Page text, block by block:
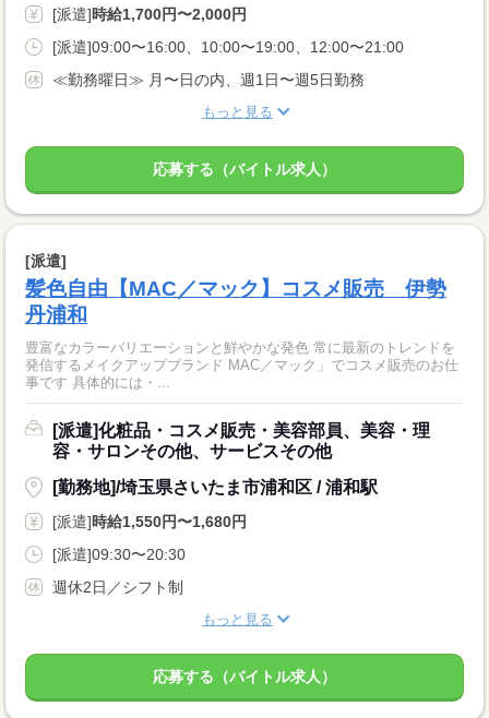
[派遣]時給1,700円〜2,000円
[派遣]09:00〜16:00、10:00〜19:00、12:00〜21:00
≪勤務曜日≫ 月〜日の内、週1日〜週5日勤務
もっと見る
応募する（バイトル求人）
[派遣]
髪色自由【MAC／マック】コスメ販売 伊勢
丹浦和
豊富なカラーバリエーションと鮮やかな発色 常に最新のトレンドを
発信するメイクアップブランド MAC／マック」でコスメ販売のお仕
事です 具体的には・...
[派遣]化粧品・コスメ販売・美容部員、美容・理
容・サロンその他、サービスその他
[勤務地]/埼玉県さいたま市浦和区 / 浦和駅
[派遣]時給1,550円〜1,680円
[派遣]09:30〜20:30
週休2日／シフト制
もっと見る
応募する（バイトル求人）